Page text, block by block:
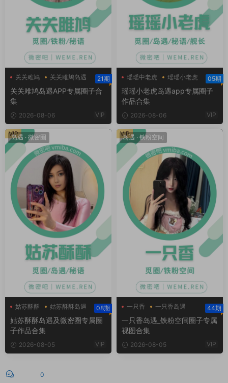
关关雎鸠 关关雎鸠岛遇 21期
关关雎鸠岛遇APP专属圈子合
集
2026-08-06 VIP
瑶瑶中老虎
瑶瑶小老虎
瑶瑶小老虎岛遇
05期
瑶瑶小老虎岛遇app专属圈子
作品合集
2026-08-06 VIP
岛遇 · 微密圈
姑苏酥酥
姑苏酥酥岛遇
姑苏酥酥微密圈
08期
姑苏酥酥岛遇及微密圈专属圈
子作品合集
2026-08-05 VIP
VIP 岛遇 · 铁粉空间
一只香
一只香岛遇
一只香铁粉空间
44期
一只香岛遇_铁粉空间圈子专属
视图合集
2026-08-05 VIP
VIP
0